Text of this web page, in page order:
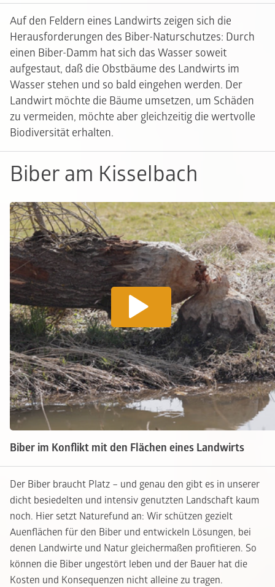
Auf den Feldern eines Landwirts zeigen sich die
Herausforderungen des Biber-Naturschutzes: Durch
einen Biber-Damm hat sich das Wasser soweit
aufgestaut, daß die Obstbäume des Landwirts im
Wasser stehen und so bald eingehen werden. Der
Landwirt möchte die Bäume umsetzen, um Schäden
zu vermeiden, möchte aber gleichzeitig die wertvolle
Biodiversität erhalten.
Biber am Kisselbach
Biber im Konflikt mit den Flächen eines Landwirts
Der Biber braucht Platz – und genau den gibt es in unserer
dicht besiedelten und intensiv genutzten Landschaft kaum
noch. Hier setzt Naturefund an: Wir schützen gezielt
Auenflächen für den Biber und entwickeln Lösungen, bei
denen Landwirte und Natur gleichermaßen profitieren. So
können die Biber ungestört leben und der Bauer hat die
Kosten und Konsequenzen nicht alleine zu tragen.